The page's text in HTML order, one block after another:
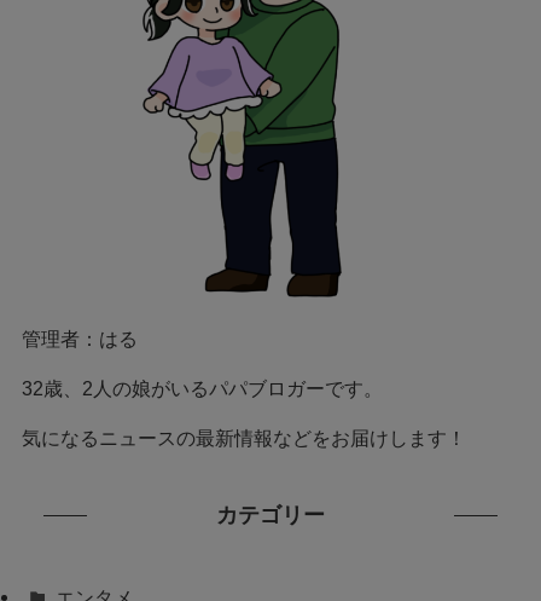
管理者：はる
32歳、2人の娘がいるパパブロガーです。
気になるニュースの最新情報などをお届けします！
カテゴリー